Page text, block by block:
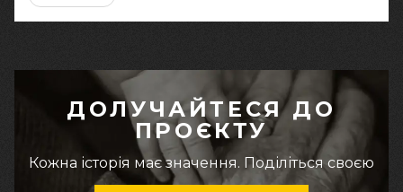
ДОЛУЧАЙТЕСЯ ДО
ПРОЄКТУ
Кожна історія має значення. Поділіться своєю